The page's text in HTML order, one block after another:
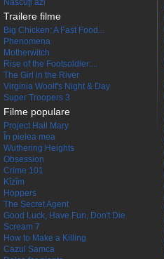
Născuţi azi
Trailere filme
Big Chicken: A Fast Food...
Phenomena
Motherwitch
Rise of the Footsoldier:...
The Girl in the River
Virginia Woolf's Night & Day
Super Troopers 3
Filme populare
Project Hail Mary
În pielea mea
Wuthering Heights
Obsession
Crime 101
Kîzîm
Hoppers
The Secret Agent
Good Luck, Have Fun, Don't Die
Scream 7
How to Make a Killing
Cazul Samca